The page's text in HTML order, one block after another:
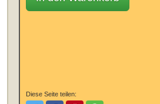
Diese Seite teilen: